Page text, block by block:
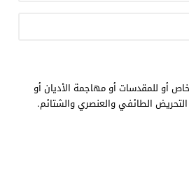
أو للمقدسات أو مهاجمة الأديان أو
التحريض الطائفي والعنصري والشتائم.